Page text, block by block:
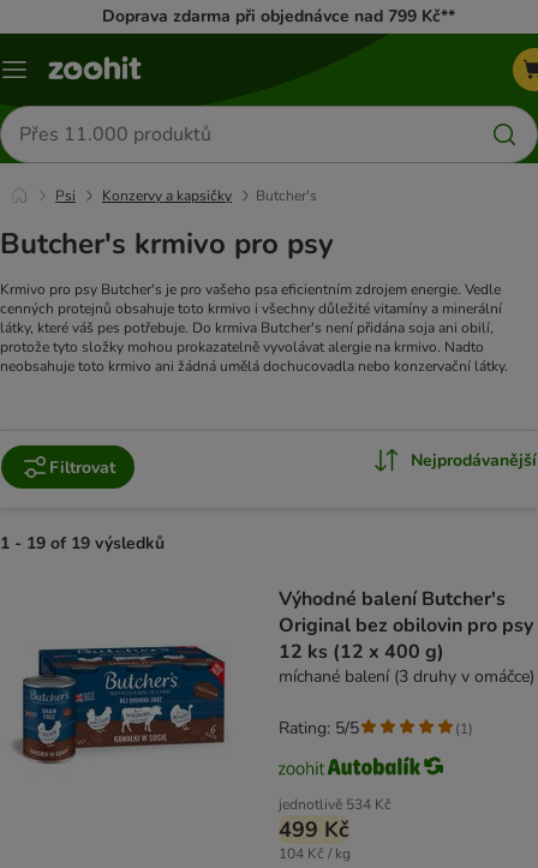
Doprava zdarma při objednávce nad 799 Kč**
Menu
Hledat
produkty
Psi Konzervy a kapsičky Butcher's
Butcher's krmivo pro psy
Krmivo pro psy Butcher's je pro vašeho psa eficientním zdrojem energie. Vedle
cenných protejnů obsahuje toto krmivo i všechny důležité vitamíny a minerální
látky, které váš pes potřebuje. Do krmiva Butcher's není přidána soja ani obilí,
protože tyto složky mohou prokazatelně vyvolávat alergie na krmivo. Nadto
neobsahuje toto krmivo ani žádná umělá dochucovadla nebo konzervační látky.
Filtrovat Nejprodávanější
1 - 19 of 19 výsledků
Výhodné balení Butcher's
Original bez obilovin pro psy
12 ks (12 x 400 g)
míchané balení (3 druhy v omáčce)
jednotlivě 534 Kč
499 Kč
104 Kč / kg
Rating: 5/5 (1)